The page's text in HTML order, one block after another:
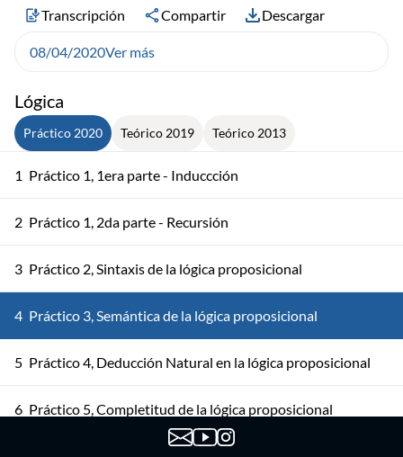
Lógica
Práctico 2020 Teórico 2019 Teórico 2013
1 Práctico 1, 1era parte - Induccción
2 Práctico 1, 2da parte - Recursión
3 Práctico 2, Sintaxis de la lógica proposicional
4 Práctico 3, Semántica de la lógica proposicional
5 Práctico 4, Deducción Natural en la lógica proposicional
6 Práctico 5, Completitud de la lógica proposicional
Transcripción Compartir Descargar
08/04/2020Ver más